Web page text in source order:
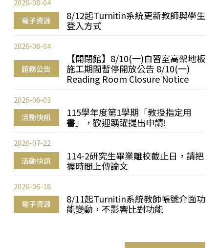
電子資源
8/12起Turnitin系統更新教師與學生
登入方式
2026-08-04
館務公告
【開閉館】8/10(一)自習室高架地板
施工期間暫停開放公告 8/10(一)
Reading Room Closure Notice
2026-08-04
活動快訊
115學年度第1學期「教授指定用
書」，歡迎踴躍提出申請!
2026-06-03
活動快訊
114-2研究生畢業離校截止日，請把
握時間上傳論文
2026-07-22
電子資源
8/11起Turnitin系統教師帳號介面功
能變動，不影響比對功能
2026-06-18